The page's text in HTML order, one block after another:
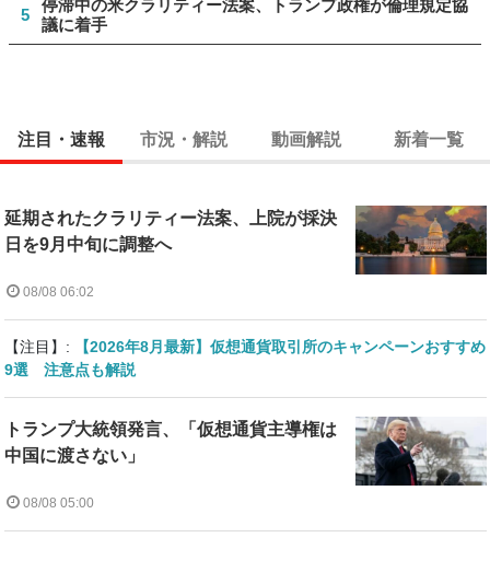
5
停滞中の米クラリティー法案、トランプ政権が倫理規定協
議に着手
注目・速報 市況・解説 動画解説 新着一覧
延期されたクラリティー法案、上院が採決
日を9月中旬に調整へ
08/08 06:02
【注目】:
【2026年8月最新】仮想通貨取引所のキャンペーンおすすめ
9選 注意点も解説
トランプ大統領発言、「仮想通貨主導権は
中国に渡さない」
08/08 05:00